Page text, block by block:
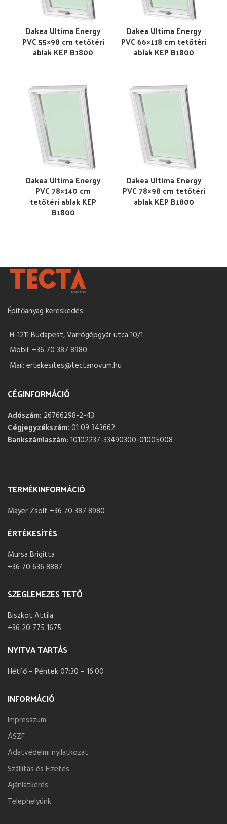
Dakea Ultima Energy
PVC 55×98 cm tetőtéri
ablak KEP B1800
Dakea Ultima Energy
PVC 66×118 cm tetőtéri
ablak KEP B1800
Dakea Ultima Energy
PVC 78×140 cm
tetőtéri ablak KEP
B1800
Dakea Ultima Energy
PVC 78×98 cm tetőtéri
ablak KEP B1800
Építőanyag kereskedés.
H-1211 Budapest, Varrógépgyár utca 10/1
Mobil: +36 70 387 8980
Mail: ertekesites@tectanovum.hu
CÉGINFORMÁCIÓ
Adószám: 26766298-2-43
Cégjegyzékszám: 01 09 343662
Bankszámlaszám: 10102237-33490300-01005008
TERMÉKINFORMÁCIÓ
Mayer Zsolt +36 70 387 8980
ÉRTÉKESÍTÉS
Mursa Brigitta
+36 70 636 8887
SZEGLEMEZES TETŐ
Biszkot Attila
+36 20 775 1675
NYITVA TARTÁS
Hétfő – Péntek 07:30 – 16:00
INFORMÁCIÓ
Impresszum
ÁSZF
Adatvédelmi nyilatkozat
Szállítás és Fizetés
Ajánlatkérés
Telephelyünk